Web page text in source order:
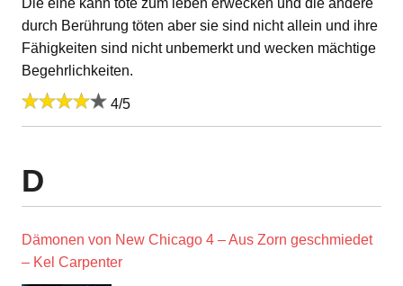
Die eine kann tote zum leben erwecken und die andere
durch Berührung töten aber sie sind nicht allein und ihre
Fähigkeiten sind nicht unbemerkt und wecken mächtige
Begehrlichkeiten.
4/5
D
Dämonen von New Chicago 4 – Aus Zorn geschmiedet
– Kel Carpenter